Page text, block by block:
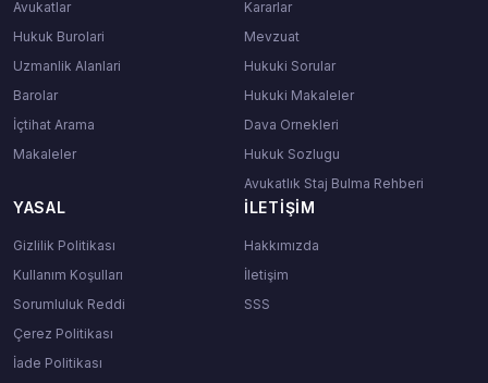
Avukatlar
Hukuk Burolari
Uzmanlik Alanlari
Barolar
İçtihat Arama
Makaleler
Kararlar
Mevzuat
Hukuki Sorular
Hukuki Makaleler
Dava Ornekleri
Hukuk Sozlugu
Avukatlık Staj Bulma Rehberi
YASAL
Gizlilik Politikası
Kullanım Koşulları
Sorumluluk Reddi
Çerez Politikası
İade Politikası
İLETIŞIM
Hakkımızda
İletişim
SSS